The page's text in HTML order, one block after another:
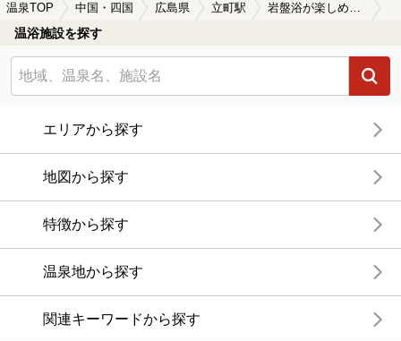
温泉TOP 中国・四国 広島県 立町駅
温浴施設を探す
エリアから探す
地図から探す
特徴から探す
温泉地から探す
関連キーワードから探す